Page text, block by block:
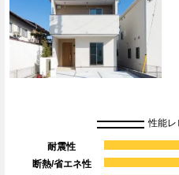
性能レ
耐震性
断熱/省エネ性